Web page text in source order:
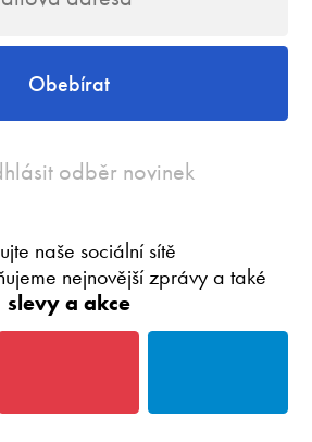
Obebírat
odběr novinek
naše sociální sítě
nejnovější zprávy a také
slevy a akce